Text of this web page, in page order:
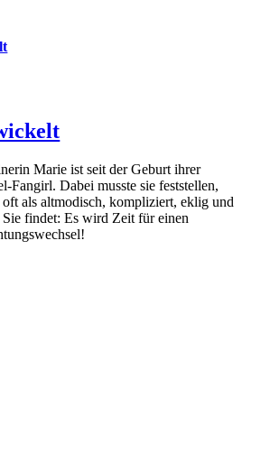
Marie ist seit der Geburt ihrer
Fangirl. Dabei musste sie feststellen,
als altmodisch, kompliziert, eklig und
findet: Es wird Zeit für einen